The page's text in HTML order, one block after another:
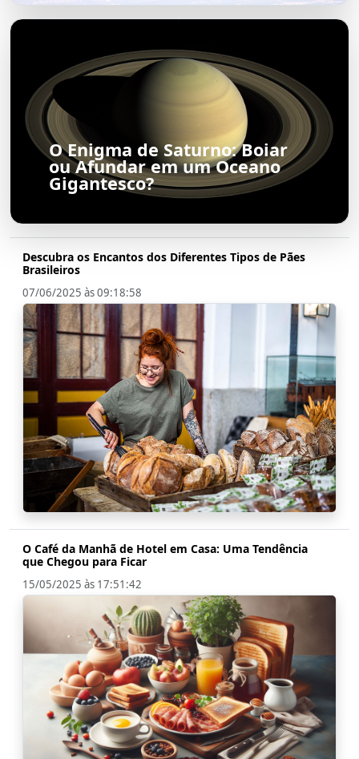
O Enigma de Saturno: Boiar
ou Afundar em um Oceano
Gigantesco?
Descubra os Encantos dos Diferentes Tipos de Pães
Brasileiros
07/06/2025 às 09:18:58
O Café da Manhã de Hotel em Casa: Uma Tendência
que Chegou para Ficar
15/05/2025 às 17:51:42